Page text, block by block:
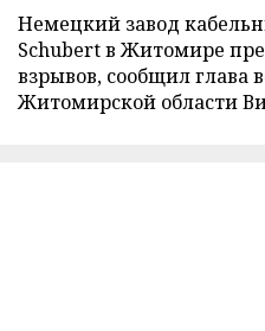
Немецкий завод
Schubert в Житомире
взрывов, сообщил
Житомирской области